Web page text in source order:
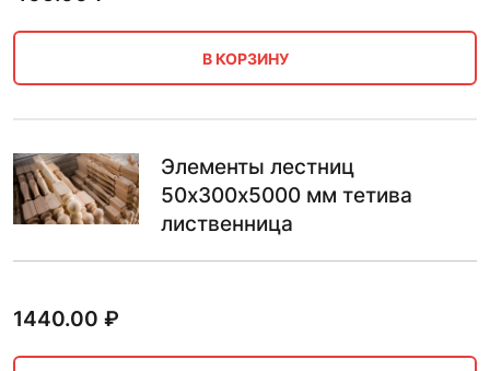
В КОРЗИНУ
Элементы лестниц
50х300х5000 мм тетива
лиственница
1440.00 ₽